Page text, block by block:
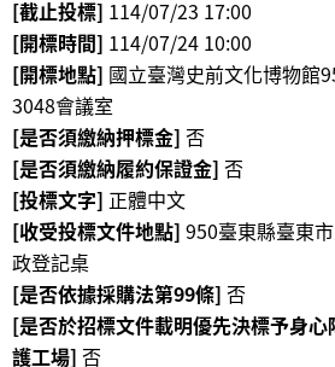
全
宣
告
為
民
服
務
白
皮
書
政
[截止投標] 114/07/23 17:00
[開標時間] 114/07/24 10:00
[開標地點] 國立臺灣史前文化博物館
3048會議室
[是否須繳納押標金] 否
[是否須繳納履約保證金] 否
[投標文字] 正體中文
[收受投標文件地點] 950臺東縣臺東
政登記桌
[是否依據採購法第99條] 否
[是否於招標文件載明優先決標予身
護工場] 否